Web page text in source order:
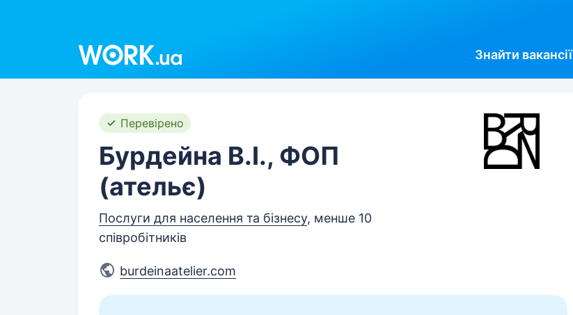
Знайти вакансії
Перевірено
Бурдейна В.І., ФОП
(ательє)
Послуги для населення та бізнесу, менше 10
співробітників
burdeinaatelier.com